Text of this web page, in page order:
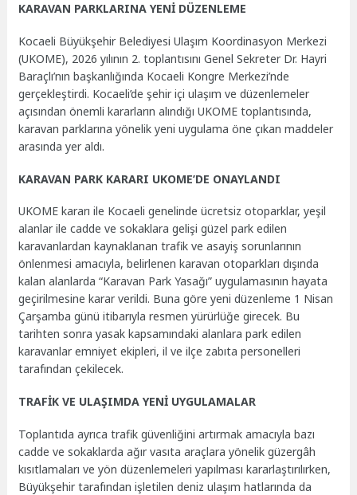
KARAVAN PARKLARINA YENİ DÜZENLEME
Kocaeli Büyükşehir Belediyesi Ulaşım Koordinasyon Merkezi
(UKOME), 2026 yılının 2. toplantısını Genel Sekreter Dr. Hayri
Baraçlı’nın başkanlığında Kocaeli Kongre Merkezi’nde
gerçekleştirdi. Kocaeli’de şehir içi ulaşım ve düzenlemeler
açısından önemli kararların alındığı UKOME toplantısında,
karavan parklarına yönelik yeni uygulama öne çıkan maddeler
arasında yer aldı.
KARAVAN PARK KARARI UKOME’DE ONAYLANDI
UKOME kararı ile Kocaeli genelinde ücretsiz otoparklar, yeşil
alanlar ile cadde ve sokaklara gelişi güzel park edilen
karavanlardan kaynaklanan trafik ve asayiş sorunlarının
önlenmesi amacıyla, belirlenen karavan otoparkları dışında
kalan alanlarda “Karavan Park Yasağı” uygulamasının hayata
geçirilmesine karar verildi. Buna göre yeni düzenleme 1 Nisan
Çarşamba günü itibarıyla resmen yürürlüğe girecek. Bu
tarihten sonra yasak kapsamındaki alanlara park edilen
karavanlar emniyet ekipleri, il ve ilçe zabıta personelleri
tarafından çekilecek.
TRAFİK VE ULAŞIMDA YENİ UYGULAMALAR
Toplantıda ayrıca trafik güvenliğini artırmak amacıyla bazı
cadde ve sokaklarda ağır vasıta araçlara yönelik güzergâh
kısıtlamaları ve yön düzenlemeleri yapılması kararlaştırılırken,
Büyükşehir tarafından işletilen deniz ulaşım hatlarında da